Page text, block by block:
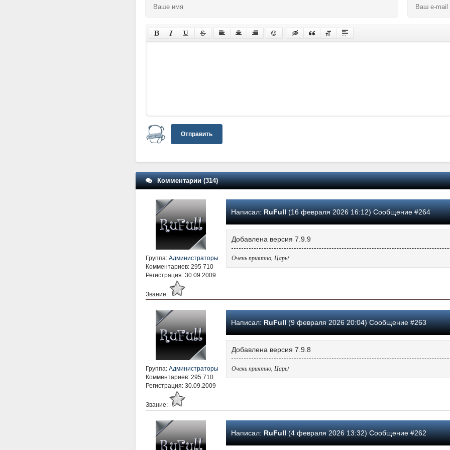
Отправить
Комментарии (314)
Группа: Администраторы
Комментариев: 295 710
Регистрация: 30.09.2009
Звание:
Написал: RuFull(16 февраля 2026 16:12) Сообщение #264
Добавлена версия 7.9.9
Очень приятно, Царь!
Группа: Администраторы
Комментариев: 295 710
Регистрация: 30.09.2009
Звание:
Написал: RuFull(9 февраля 2026 20:04) Сообщение #263
Добавлена версия 7.9.8
Очень приятно, Царь!
Написал: RuFull(4 февраля 2026 13:32) Сообщение #262